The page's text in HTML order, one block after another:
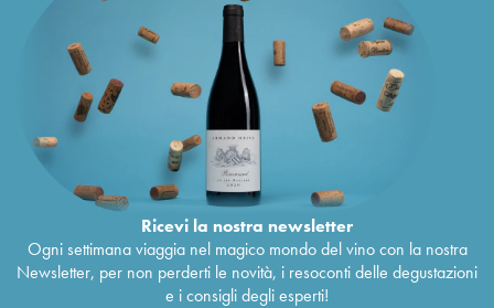
Ricevi la nostra newsletter
Ogni settimana viaggia nel magico mondo del vino con la nostra
Newsletter, per non perderti le novità, i resoconti delle degustazioni
e i consigli degli esperti!